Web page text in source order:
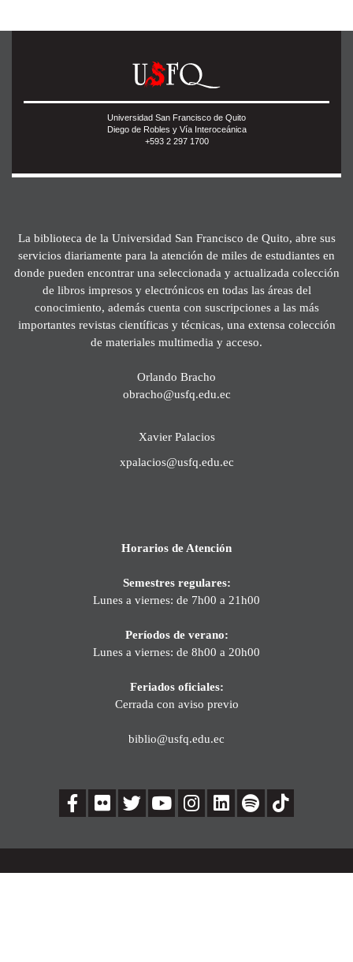
Universidad San Francisco de Quito
Diego de Robles y Vía Interoceánica
+593 2 297 1700
La biblioteca de la Universidad San Francisco de Quito, abre sus
servicios diariamente para la atención de miles de estudiantes en
donde pueden encontrar una seleccionada y actualizada colección
de libros impresos y electrónicos en todas las áreas del
conocimiento, además cuenta con suscripciones a las más
importantes revistas científicas y técnicas, una extensa colección
de materiales multimedia y acceso.
Orlando Bracho
obracho@usfq.edu.ec
Xavier Palacios
xpalacios@usfq.edu.ec
Horarios de Atención
Semestres regulares:
Lunes a viernes: de 7h00 a 21h00
Períodos de verano:
Lunes a viernes: de 8h00 a 20h00
Feriados oficiales:
Cerrada con aviso previo
biblio@usfq.edu.ec